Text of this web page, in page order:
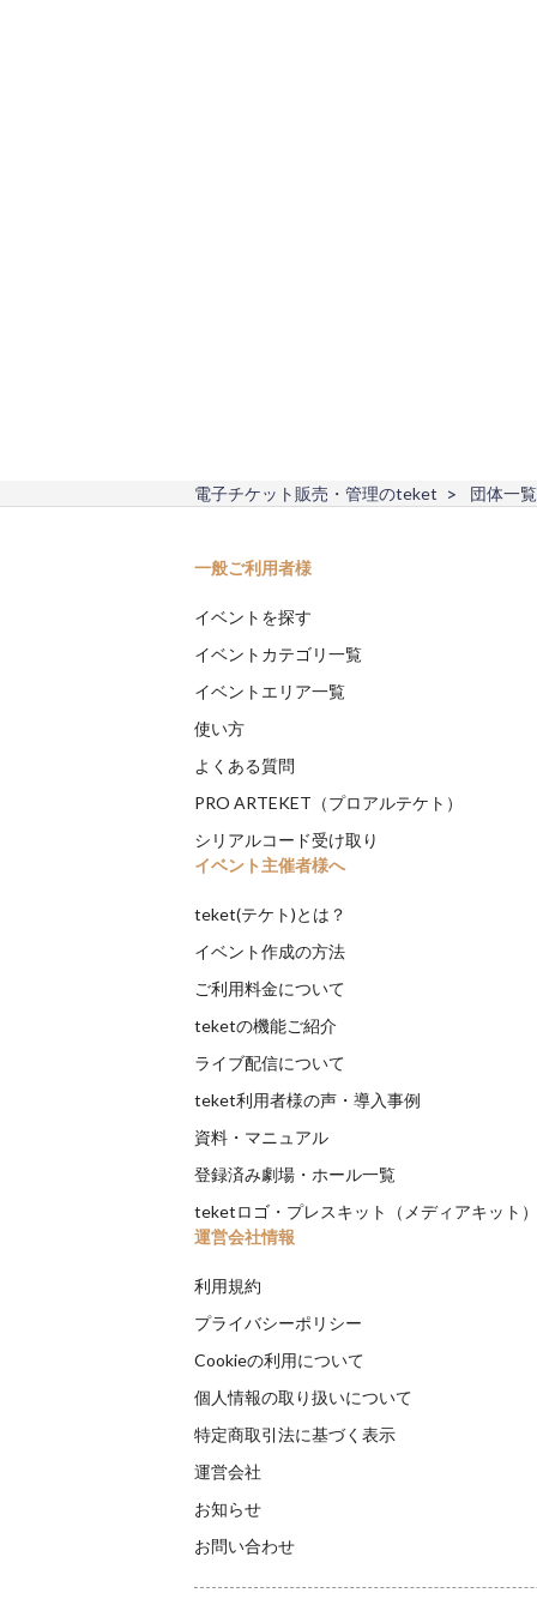
電子チケット販売・管理のteket 団体一覧
一般ご利用者様
イベントを探す
イベントカテゴリ一覧
イベントエリア一覧
使い方
よくある質問
PRO ARTEKET（プロアルテケト）
シリアルコード受け取り
イベント主催者様へ
teket(テケト)とは？
イベント作成の方法
ご利用料金について
teketの機能ご紹介
ライブ配信について
teket利用者様の声・導入事例
資料・マニュアル
登録済み劇場・ホール一覧
teketロゴ・プレスキット（メディアキット）
運営会社情報
利用規約
プライバシーポリシー
Cookieの利用について
個人情報の取り扱いについて
特定商取引法に基づく表示
運営会社
お知らせ
お問い合わせ